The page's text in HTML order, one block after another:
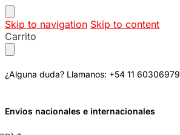
Skip to navigation Skip to content
Carrito
¿Alguna duda? Llamanos: +54 11 60306979
Envios nacionales e internacionales